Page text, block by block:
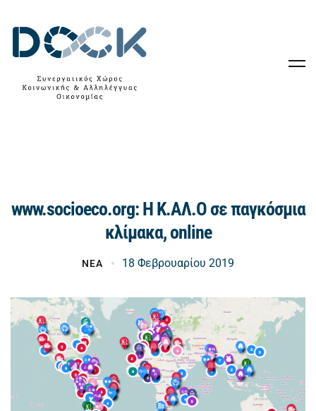
www.socioeco.org: H K.AΛ.Ο σε παγκόσμια
κλίμακα, online
ΝΕΑ 18 Φεβρουαρίου 2019